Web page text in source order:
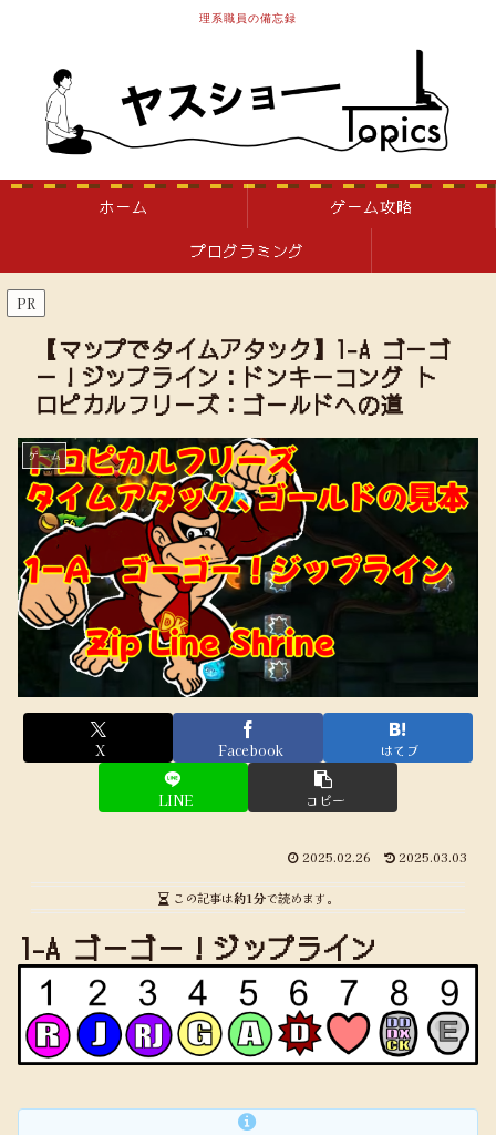
理系職員の備忘録
ホーム
ゲーム攻略
プログラミング
PR
【マップでタイムアタック】1-A ゴーゴ
ー！ジップライン：ドンキーコング ト
ロピカルフリーズ：ゴールドへの道
ゲーム
X Facebook はてブ
LINE コピー
2025.02.26 2025.03.03
この記事は約1分で読めます。
1-A ゴーゴー！ジップライン